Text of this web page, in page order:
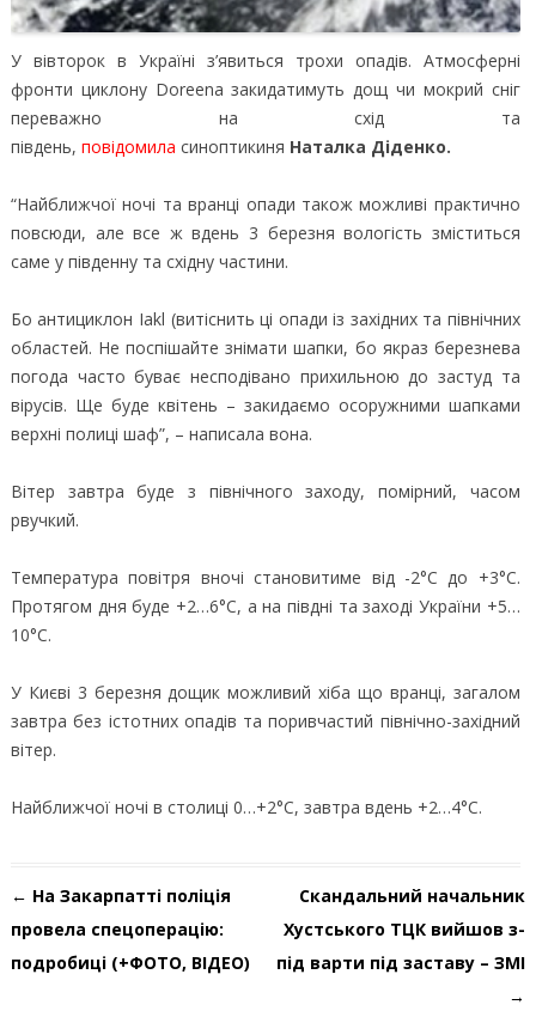
У вівторок в Україні з’явиться трохи опадів. Атмосферні
фронти циклону Doreena закидатимуть дощ чи мокрий сніг
переважно на схід та
південь, повідомила синоптикиня Наталка Діденко.
“Найближчої ночі та вранці опади також можливі практично
повсюди, але все ж вдень 3 березня вологість зміститься
саме у південну та східну частини.
Бо антициклон Iakl (витіснить ці опади із західних та північних
областей. Не поспішайте знімати шапки, бо якраз березнева
погода часто буває несподівано прихильною до застуд та
вірусів. Ще буде квітень – закидаємо осоружними шапками
верхні полиці шаф”, – написала вона.
Вітер завтра буде з північного заходу, помірний, часом
рвучкий.
Температура повітря вночі становитиме від -2°С до +3°С.
Протягом дня буде +2…6°С, а на півдні та заході України +5…
10°С.
У Києві 3 березня дощик можливий хіба що вранці, загалом
завтра без істотних опадів та поривчастий північно-західний
вітер.
Найближчої ночі в столиці 0…+2°С, завтра вдень +2…4°С.
Навігація по запису
← На Закарпатті поліція
провела спецоперацію:
подробиці (+ФОТО, ВІДЕО)
Скандальний начальник
Хустського ТЦК вийшов з-
під варти під заставу – ЗМІ
→